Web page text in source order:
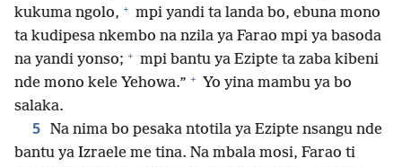
kukuma ngolo, + mpi yandi ta landa bo, ebuna mono
ta kudipesa nkembo na nzila ya Farao mpi ya basoda
na yandi yonso; + mpi bantu ya Ezipte ta zaba kibeni
nde mono kele Yehowa.” + Yo yina mambu ya bo
salaka.
5 Na nima bo pesaka ntotila ya Ezipte nsangu nde
bantu ya Izraele me tina. Na mbala mosi, Farao ti